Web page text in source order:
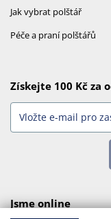
Jak vybrat polštář
Péče a praní polštářů
Získejte 100 Kč za
Jsme online